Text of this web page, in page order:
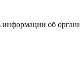
информации об